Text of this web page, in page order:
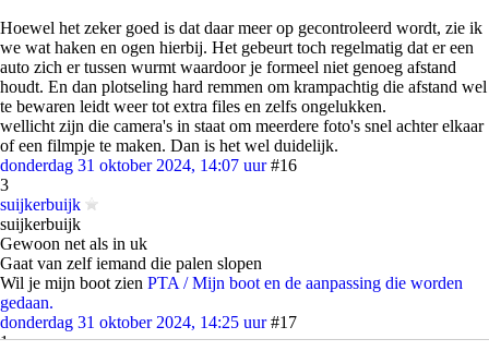
Hoewel het zeker goed is dat daar meer op gecontroleerd wordt, zie ik
we wat haken en ogen hierbij. Het gebeurt toch regelmatig dat er een
auto zich er tussen wurmt waardoor je formeel niet genoeg afstand
houdt. En dan plotseling hard remmen om krampachtig die afstand wel
te bewaren leidt weer tot extra files en zelfs ongelukken.
wellicht zijn die camera's in staat om meerdere foto's snel achter elkaar
of een filmpje te maken. Dan is het wel duidelijk.
donderdag 31 oktober 2024, 14:07 uur #16
3
suijkerbuijk
suijkerbuijk
Gewoon net als in uk
Gaat van zelf iemand die palen slopen
Wil je mijn boot zien PTA / Mijn boot en de aanpassing die worden
gedaan.
donderdag 31 oktober 2024, 14:25 uur #17
1